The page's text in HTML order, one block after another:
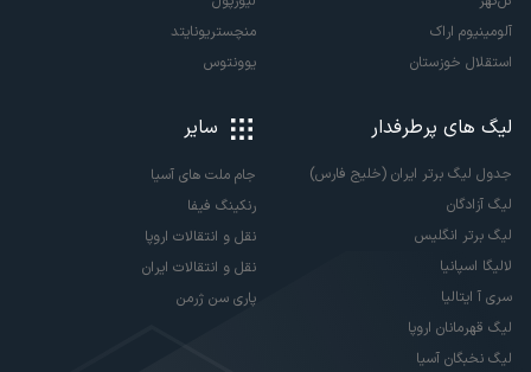
آلومینیوم اراک
استقلال خوزستان
منچستریونایتد
یوونتوس
لیگ های پرطرفدار
جدول لیگ برتر ایران (خلیج فارس)
لیگ آزادگان
لیگ برتر انگلیس
لالیگا اسپانیا
سری آ ایتالیا
لیگ قهرمانان اروپا
لیگ نخبگان آسیا
سایر
جام ملت های آسیا
رنکینگ فیفا
نقل و انتقالات اروپا
نقل و انتقالات ایران
پاری سن ژرمن